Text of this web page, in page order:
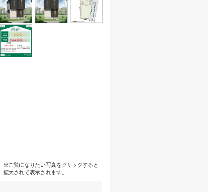
※ご覧になりたい写真をクリックすると
拡大されて表示されます。